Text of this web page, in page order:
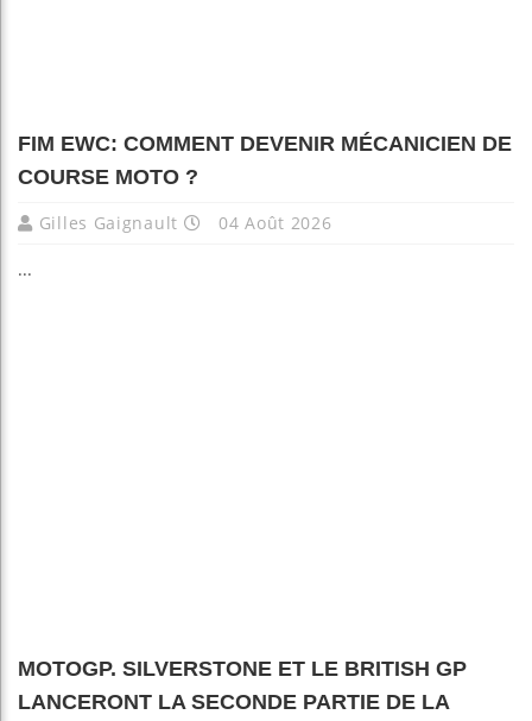
FIM EWC: COMMENT DEVENIR MÉCANICIEN DE
COURSE MOTO ?
Gilles Gaignault 04 Août 2026
...
MOTOGP. SILVERSTONE ET LE BRITISH GP
LANCERONT LA SECONDE PARTIE DE LA